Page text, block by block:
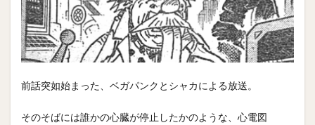
前話突如始まった、ベガパンクとシャカによる放送。
そのそばには誰かの心臓が停止したかのような、心電図